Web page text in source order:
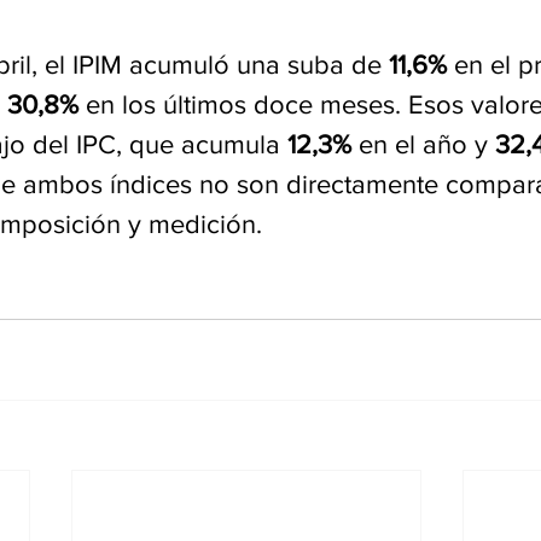
el IPIM acumuló una suba de 11,6% en el
30,8% en los últimos doce meses. Esos
del IPC, que acumula 12,3% en el año y
ambos índices no son directamente
y medición.